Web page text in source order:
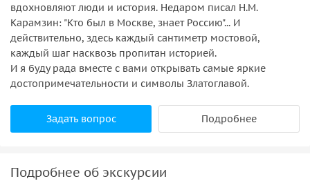
вдохновляют люди и история. Недаром писал Н.М.
Карамзин: "Кто был в Москве, знает Россию"... И
действительно, здесь каждый сантиметр мостовой,
каждый шаг насквозь пропитан историей.
И я буду рада вместе с вами открывать самые яркие
достопримечательности и символы Златоглавой.
Задать вопрос Подробнее
Подробнее об экскурсии